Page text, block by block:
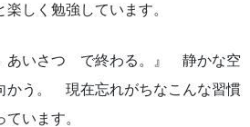
しく勉強しています。
あいさつ で終わる。』 静かな空
かう。 現在忘れがちなこんな習慣
います。